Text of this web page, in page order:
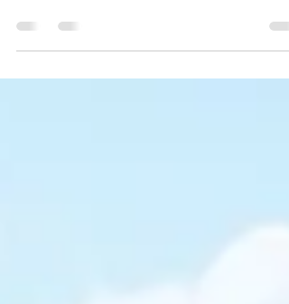
In diesem Tagebuch geben unsere Fluglehrer
Festgehalten sind Eindrücke, Erlebnisse und
besondere Momente, ergänzt mit Bildern. Viel